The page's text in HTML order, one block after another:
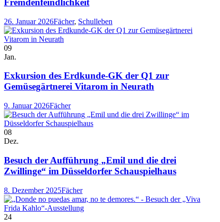
Fremdenfeindlichkeit
26. Januar 2026Fächer, Schulleben
09
Jan.
Exkursion des Erdkunde-GK der Q1 zur
Gemüsegärtnerei Vitarom in Neurath
9. Januar 2026Fächer
08
Dez.
Besuch der Aufführung „Emil und die drei
Zwillinge“ im Düsseldorfer Schauspielhaus
8. Dezember 2025Fächer
24